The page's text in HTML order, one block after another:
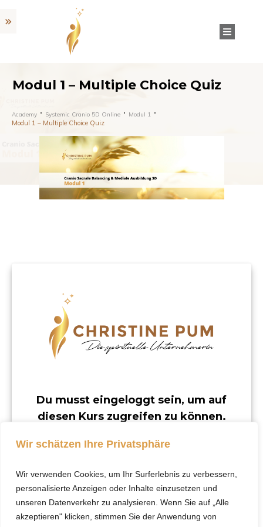
Wir schätzen Ihre Privatsphäre
Wir verwenden Cookies, um Ihr Surferlebnis zu verbessern,
personalisierte Anzeigen oder Inhalte einzusetzen und
unseren Datenverkehr zu analysieren. Wenn Sie auf „Alle
akzeptieren" klicken, stimmen Sie der Anwendung von
Modul 1 – Multiple Choice Quiz
Academy Systemic Cranio 5D Online Modul 1
Modul 1 – Multiple Choice Quiz
Du musst eingeloggt sein, um auf
diesen Kurs zugreifen zu können.
verfügbar.
Klicke hier, um dich
einzuloggen.